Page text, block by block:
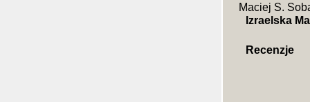
Maciej S.
Izraelska
Recenzje